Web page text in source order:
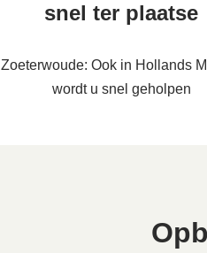
snel ter plaatse
Zoeterwoude: Ook in Hollands
wordt u snel geholpen